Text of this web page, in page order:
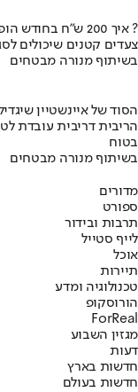
איך 200 ש"ח בחודש הופכים ל140 אלף ?
צעדים קטנים שיכולים
בשיתוף מנורה מבטחים
הסוד של איינשטיין
הריבית דריבית עובדת
בטוח
בשיתוף מנורה מבטחים
מדורים
ספורט
תרבות ובידור
לייף סטייל
אוכל
תיירות
טכנולוגיה ומדע
הורוסקופ
ForReal
מגזין השבוע
דעות
חדשות בארץ
חדשות בעולם